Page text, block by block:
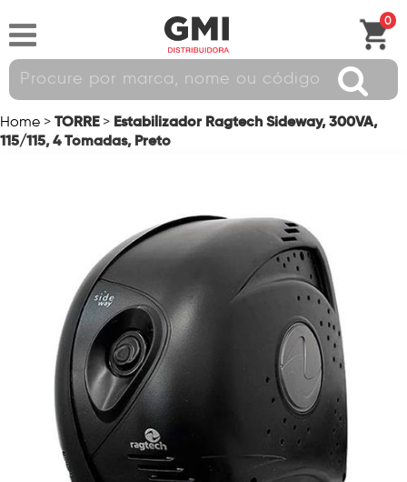
0
Home > TORRE > Estabilizador Ragtech Sideway, 300VA,
115/115, 4 Tomadas, Preto